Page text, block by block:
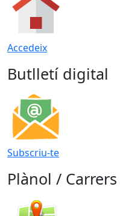
Accedeix
Butlletí digital
Subscriu-te
Plànol / Carrers